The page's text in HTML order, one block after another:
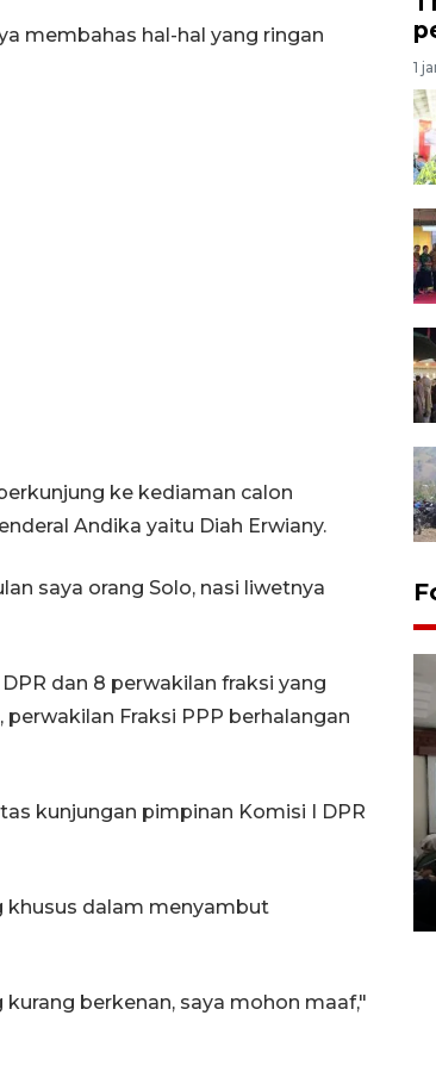
membahas hal-hal yang ringan
ke kediaman calon
Andika yaitu Diah Erwiany.
saya orang Solo, nasi liwetnya
dan 8 perwakilan fraksi yang
Fraksi PPP berhalangan
kunjungan pimpinan Komisi I DPR
khusus dalam menyambut
berkenan, saya mohon maaf,"
1
Antara Biro Papua
14 March 2022 15:11 WIB, 2022